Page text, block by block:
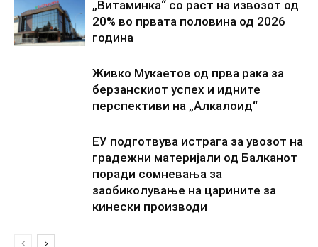
„Витаминка“ со раст на извозот од
20% во првата половина од 2026
година
Живко Мукаетов од прва рака за
берзанскиот успех и идните
перспективи на „Алкалоид“
ЕУ подготвува истрага за увозот на
градежни материјали од Балканот
поради сомневања за
заобиколување на царините за
кинески производи